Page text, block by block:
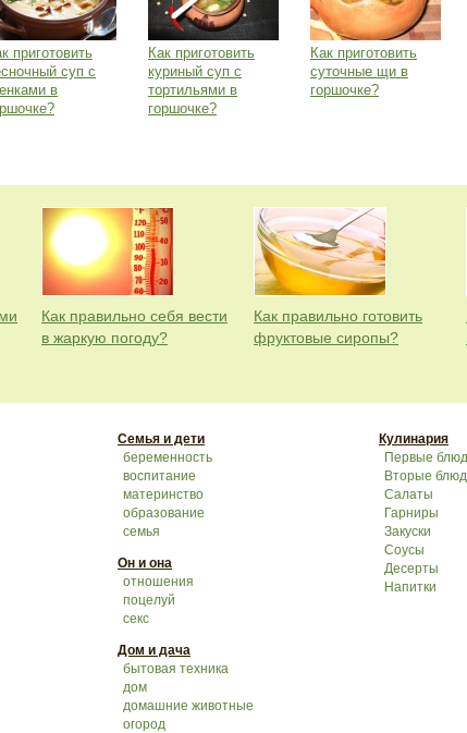
приготовить
суп с
в
Как приготовить
куриный суп с
тортильями в
горшочке?
Как приготовить
суточные щи в
горшочке?
Как правильно себя вести
в жаркую погоду?
Как правильно готовить
фруктовые сиропы?
Семья и дети
беременность
воспитание
материнство
образование
семья
Он и она
отношения
поцелуй
секс
Дом и дача
бытовая техника
дом
домашние животные
огород
Кулинария
Первые
Вторые
Салаты
Гарниры
Закуски
Соусы
Десерты
Напитки